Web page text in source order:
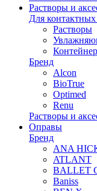
Растворы и
Для
Растворы
Бренд
Alcon
BioTrue
Optimed
Renu
Растворы и
Оправы
Бренд
ANA
ATLANT
BALLET
Baniss